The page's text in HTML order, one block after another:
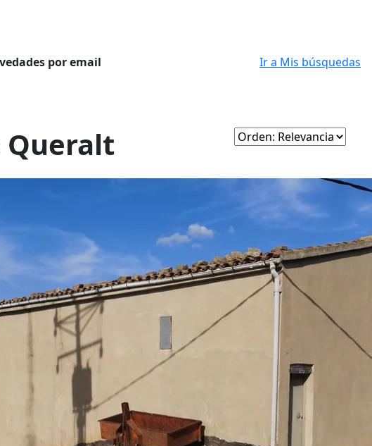
por email Ir a Mis búsquedas
Queralt